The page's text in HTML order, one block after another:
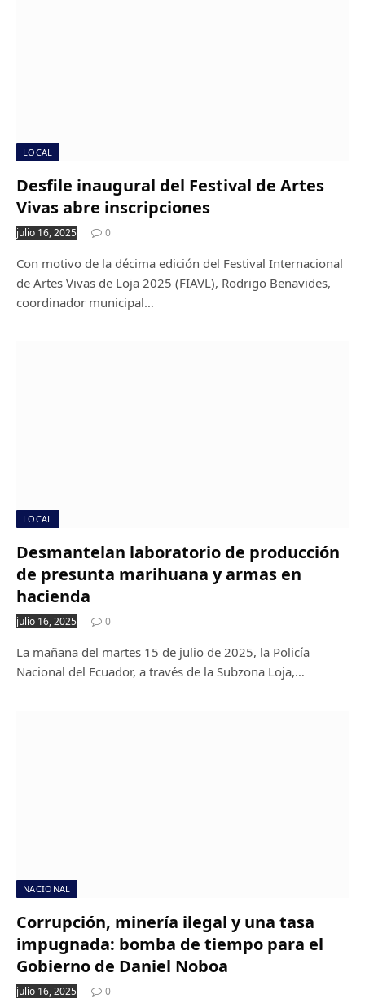
LOCAL
Desfile inaugural del Festival de Artes
Vivas abre inscripciones
julio 16, 2025 0
Con motivo de la décima edición del Festival Internacional
de Artes Vivas de Loja 2025 (FIAVL), Rodrigo Benavides,
coordinador municipal…
LOCAL
Desmantelan laboratorio de producción
de presunta marihuana y armas en
hacienda
julio 16, 2025 0
La mañana del martes 15 de julio de 2025, la Policía
Nacional del Ecuador, a través de la Subzona Loja,…
NACIONAL
Corrupción, minería ilegal y una tasa
impugnada: bomba de tiempo para el
Gobierno de Daniel Noboa
julio 16, 2025 0